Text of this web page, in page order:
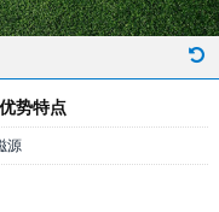
势特点
源